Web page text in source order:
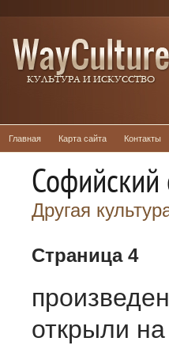
Главная Карта сайта Контакты
Софийский
Другая
Страница 4
открыли